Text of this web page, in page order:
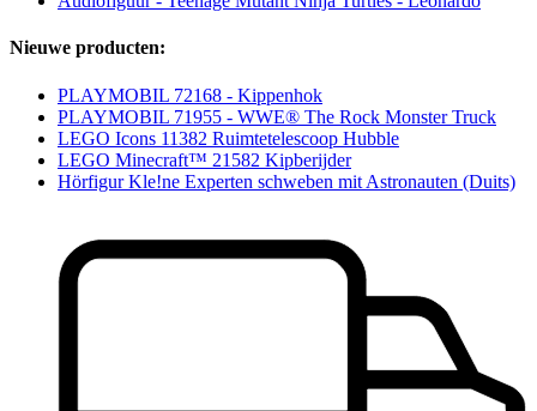
Nieuwe producten:
PLAYMOBIL 72168 - Kippenhok
PLAYMOBIL 71955 - WWE® The Rock Monster Truck
LEGO Icons 11382 Ruimtetelescoop Hubble
LEGO Minecraft™ 21582 Kipberijder
Hörfigur Kle!ne Experten schweben mit Astronauten (Duits)